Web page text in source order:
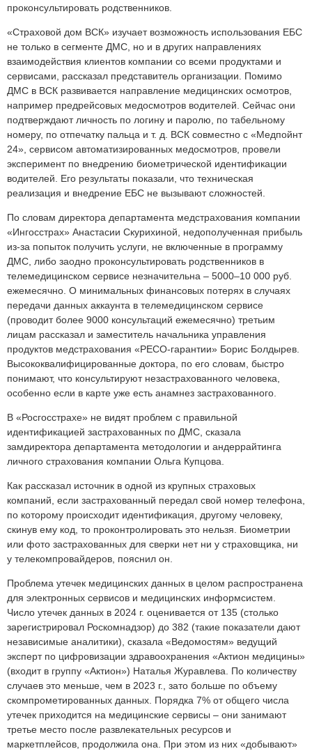
проконсультировать родственников.
«Страховой дом ВСК» изучает возможность использования ЕБС
не только в сегменте ДМС, но и в других направлениях
взаимодействия клиентов компании со всеми продуктами и
сервисами, рассказал представитель организации. Помимо
ДМС в ВСК развивается направление медицинских осмотров,
например предрейсовых медосмотров водителей. Сейчас они
подтверждают личность по логину и паролю, по табельному
номеру, по отпечатку пальца и т. д. ВСК совместно с «Медпойнт
24», сервисом автоматизированных медосмотров, провели
эксперимент по внедрению биометрической идентификации
водителей. Его результаты показали, что техническая
реализация и внедрение ЕБС не вызывают сложностей.
По словам директора департамента медстрахования компании
«Ингосстрах» Анастасии Скурихиной, недополученная прибыль
из-за попыток получить услуги, не включенные в программу
ДМС, либо заодно проконсультировать родственников в
телемедицинском сервисе незначительна – 5000–10 000 руб.
ежемесячно. О минимальных финансовых потерях в случаях
передачи данных аккаунта в телемедицинском сервисе
(проводит более 9000 консультаций ежемесячно) третьим
лицам рассказал и заместитель начальника управления
продуктов медстрахования «РЕСО-гарантии» Борис Болдырев.
Высококвалифицированные доктора, по его словам, быстро
понимают, что консультируют незастрахованного человека,
особенно если в карте уже есть анамнез застрахованного.
В «Росгосстрахе» не видят проблем с правильной
идентификацией застрахованных по ДМС, сказала
замдиректора департамента методологии и андеррайтинга
личного страхования компании Ольга Купцова.
Как рассказал источник в одной из крупных страховых
компаний, если застрахованный передал свой номер телефона,
по которому происходит идентификация, другому человеку,
скинув ему код, то проконтролировать это нельзя. Биометрии
или фото застрахованных для сверки нет ни у страховщика, ни
у телекомпровайдеров, пояснил он.
Проблема утечек медицинских данных в целом распространена
для электронных сервисов и медицинских информсистем.
Число утечек данных в 2024 г. оценивается от 135 (столько
зарегистрировал Роскомнадзор) до 382 (такие показатели дают
независимые аналитики), сказала «Ведомостям» ведущий
эксперт по цифровизации здравоохранения «Актион медицины»
(входит в группу «Актион») Наталья Журавлева. По количеству
случаев это меньше, чем в 2023 г., зато больше по объему
скомпрометированных данных. Порядка 7% от общего числа
утечек приходится на медицинские сервисы – они занимают
третье место после развлекательных ресурсов и
маркетплейсов, продолжила она. При этом из них «добывают»